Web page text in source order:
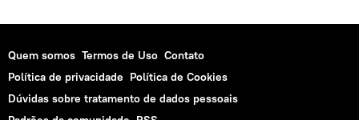
Quem somos Termos de Uso Contato
Política de privacidade Política de Cookies
Dúvidas sobre tratamento de dados pessoais